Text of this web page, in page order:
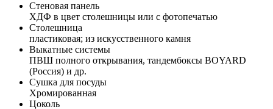
Стеновая панель
ХДФ в цвет столешницы или с фотопечатью
Столешница
пластиковая; из искусственного камня
Выкатные системы
ПВШ полного открывания, тандембоксы BOYARD
(Россия) и др.
Сушка для посуды
Хромированная
Цоколь